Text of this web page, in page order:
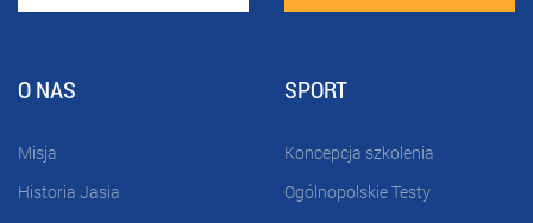
O NAS
Misja
Historia Jasia
SPORT
Koncepcja szkolenia
Ogólnopolskie Testy